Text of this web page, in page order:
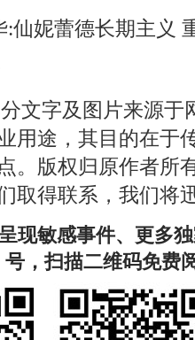
:仙妮蕾德长期主义
分文字及图片来源
用途，其目的在于
。版权归原作者所
取得联系，我们将
现敏感事件、更多
号，扫描二维码免费